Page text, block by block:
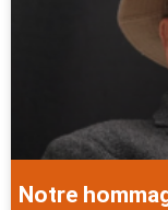
Notre